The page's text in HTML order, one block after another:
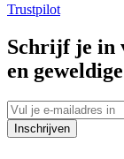
Trustpilot
Schrijf je in
en
Inschrijven